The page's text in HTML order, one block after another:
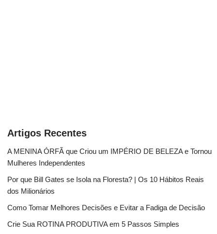
Artigos Recentes
A MENINA ÓRFÃ que Criou um IMPÉRIO DE BELEZA e Tornou
Mulheres Independentes
Por que Bill Gates se Isola na Floresta? | Os 10 Hábitos Reais
dos Milionários
Como Tomar Melhores Decisões e Evitar a Fadiga de Decisão
Crie Sua ROTINA PRODUTIVA em 5 Passos Simples